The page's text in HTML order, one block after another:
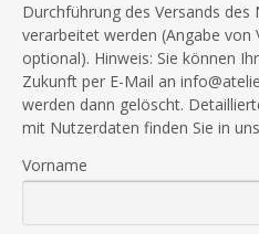
Durchführung des Versands
verarbeitet werden (Angabe von
optional). Hinweis: Sie können
Zukunft per E-Mail an
werden dann gelöscht.
mit Nutzerdaten finden Sie in
Vorname